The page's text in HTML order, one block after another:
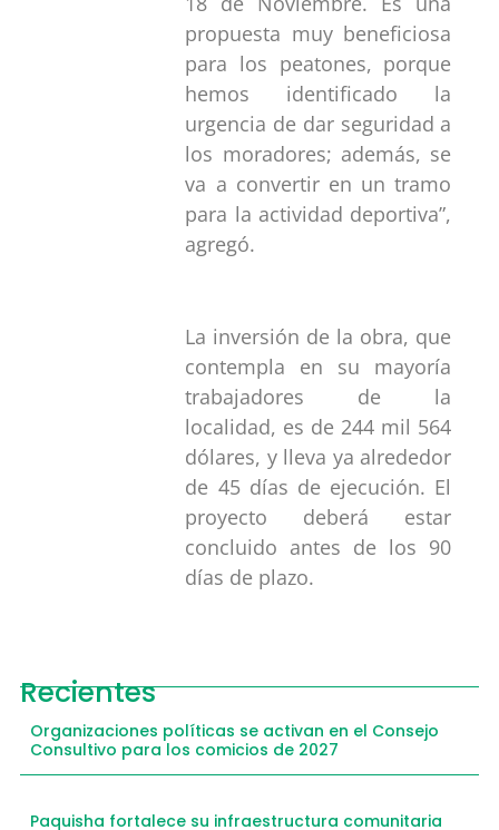
propuesta muy beneficiosa
para los peatones, porque
hemos identificado la
urgencia de dar seguridad a
los moradores; además, se
va a convertir en un tramo
para la actividad deportiva”,
agregó.
La inversión de la obra, que
contempla en su mayoría
trabajadores de la
localidad, es de 244 mil 564
dólares, y lleva ya alrededor
de 45 días de ejecución. El
proyecto deberá estar
concluido antes de los 90
días de plazo.
Recientes
Organizaciones políticas se activan en el Consejo
Consultivo para los comicios de 2027
Paquisha fortalece su infraestructura comunitaria